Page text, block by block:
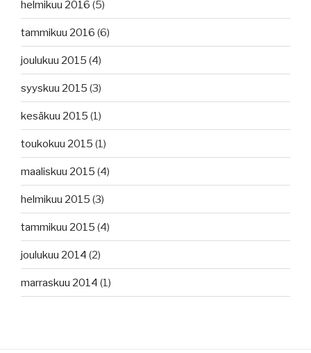
helmikuu 2016 (5)
tammikuu 2016 (6)
joulukuu 2015 (4)
syyskuu 2015 (3)
kesäkuu 2015 (1)
toukokuu 2015 (1)
maaliskuu 2015 (4)
helmikuu 2015 (3)
tammikuu 2015 (4)
joulukuu 2014 (2)
marraskuu 2014 (1)